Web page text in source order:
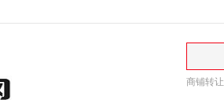
商铺转让